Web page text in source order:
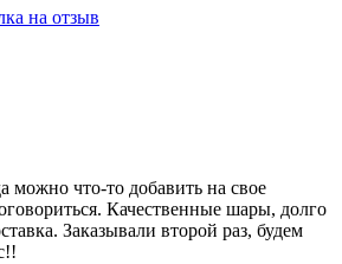
на отзыв
можно что-то добавить на свое
Качественные шары, долго
Заказывали второй раз, будем